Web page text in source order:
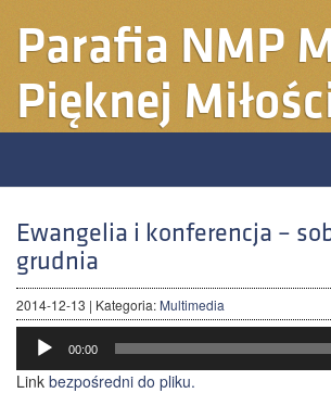
Parafia NMP
Pięknej
Ewangelia i konferencja –
grudnia
2014-12-13 | Kategoria: Multimedia
Odtwarzacz
plików
dźwiękowych
00:00
Link bezpośredni do pliku.